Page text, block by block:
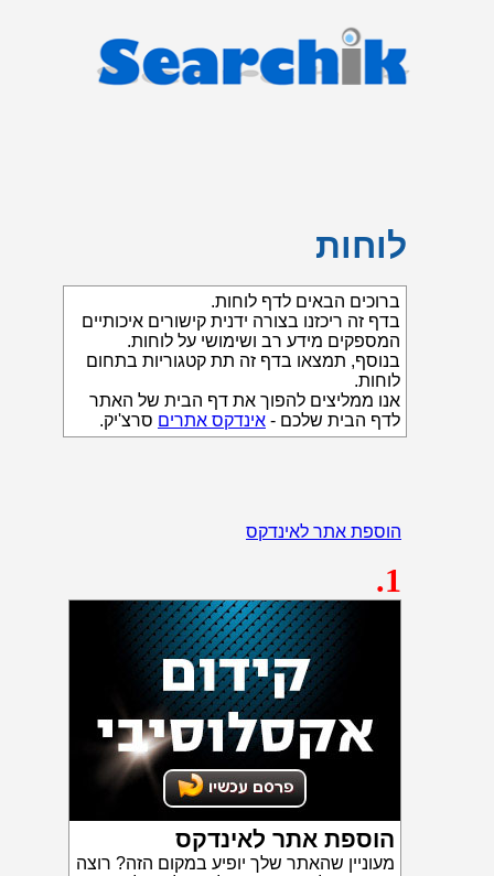
לוחות
ברוכים הבאים לדף לוחות.
בדף זה ריכזנו בצורה ידנית קישורים איכותיים
המספקים מידע רב ושימושי על לוחות.
בנוסף, תמצאו בדף זה תת קטגוריות בתחום
לוחות.
אנו ממליצים להפוך את דף הבית של האתר
לדף הבית שלכם - אינדקס אתרים סרצ'יק.
הוספת אתר לאינדקס
.1
הוספת אתר לאינדקס
מעוניין שהאתר שלך יופיע במקום הזה? רוצה